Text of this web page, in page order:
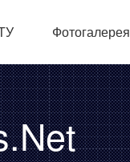
Фотогалерея